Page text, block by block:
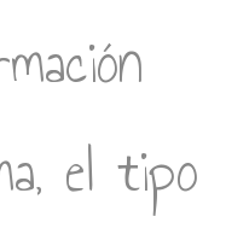
el tipo